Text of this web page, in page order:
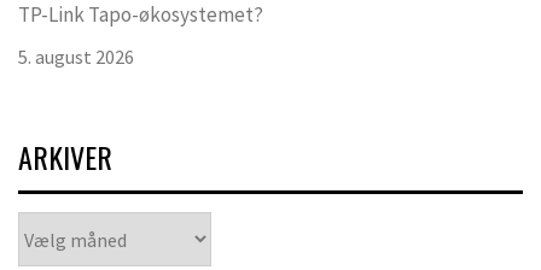
TP-Link Tapo-økosystemet?
5. august 2026
ARKIVER